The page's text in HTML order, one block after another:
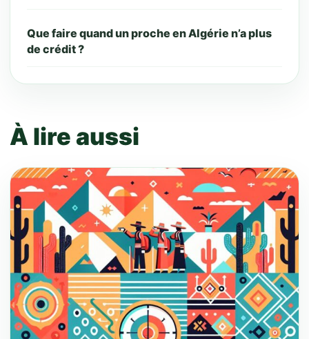
Que faire quand un proche en Algérie n’a plus
de crédit ?
À lire aussi